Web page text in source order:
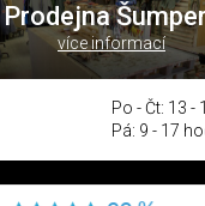
Prodejna
více informací
Po - Čt: 13 -
Pá: 9 - 17